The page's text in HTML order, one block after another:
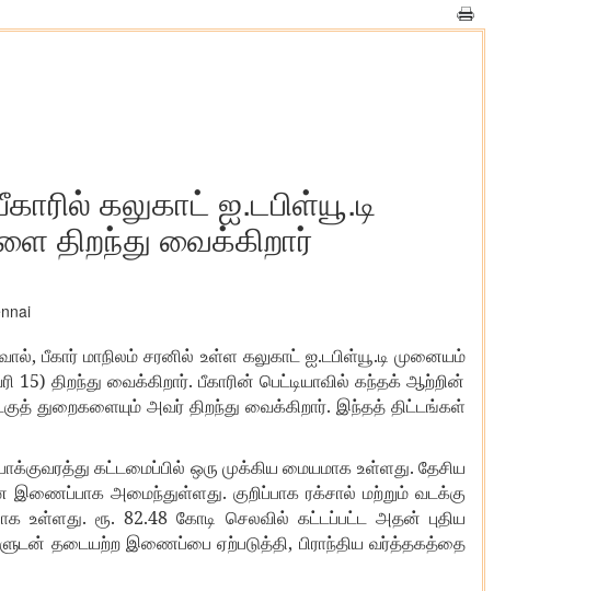
கலுகாட் ஐ.டபிள்யூ.டி
திறந்து வைக்கிறார்
, பீகார் மாநிலம் சரனில் உள்ள கலுகாட் ஐ.டபிள்யூ.டி முனையம்
15) திறந்து வைக்கிறார். பீகாரின் பெட்டியாவில் கந்தக் ஆற்றின்
துறைகளையும் அவர் திறந்து வைக்கிறார். இந்தத் திட்டங்கள்
கட்டமைப்பில் ஒரு முக்கிய மையமாக உள்ளது. தேசிய
இணைப்பாக அமைந்துள்ளது. குறிப்பாக ரக்சால் மற்றும் வடக்கு
உள்ளது.ரூ. 82.48கோடி செலவில் கட்டப்பட்ட அதன் புதிய
தடையற்ற இணைப்பை ஏற்படுத்தி, பிராந்திய வர்த்தகத்தை